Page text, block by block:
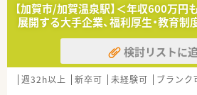
【加賀市/加賀温泉駅】＜年収600万
展開する大手企業、福利厚生・教育制
検討リストに
週32h以上 新卒可 未経験可 ブランク